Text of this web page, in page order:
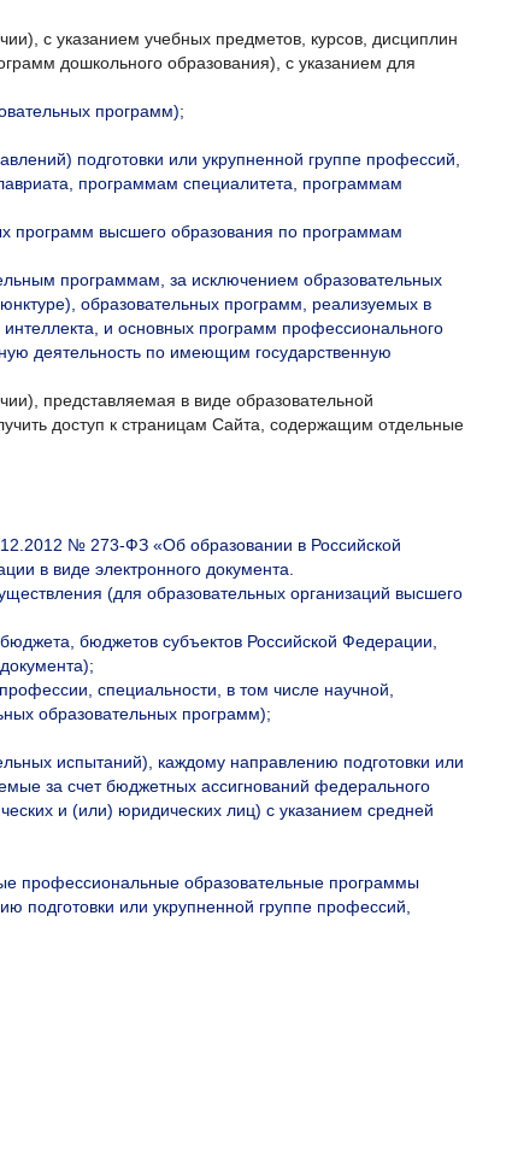
с указанием учебных предметов, курсов, дисциплин
дошкольного образования), с указанием для
программ);
подготовки или укрупненной группе профессий,
программам специалитета, программам
программ высшего образования по программам
программам, за исключением образовательных
образовательных программ, реализуемых в
и основных программ профессионального
деятельность по имеющим государственную
представляемая в виде образовательной
доступ к страницам Сайта, содержащим отдельные
№ 273-ФЗ «Об образовании в Российской
в виде электронного документа.
(для образовательных организаций высшего
бюджетов субъектов Российской Федерации,
специальности, в том числе научной,
образовательных программ);
испытаний), каждому направлению подготовки или
за счет бюджетных ассигнований федерального
и (или) юридических лиц) с указанием средней
профессиональные образовательные программы
подготовки или укрупненной группе профессий,